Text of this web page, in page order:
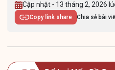
Cập nhật - 13 tháng 2, 2026
Copy link share Chia sẻ bài